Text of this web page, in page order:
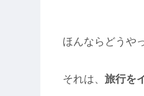
ほんならどうや
それは、 旅行を